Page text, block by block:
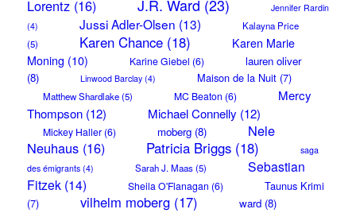
Lorentz(16) J.R. Ward (23)
Jennifer Rardin
(4)
Jussi Adler-Olsen (13)
Kalayna Price
(5)
Karen Chance(18)
Karen Marie
Moning (10) Karine Giebel (6)
lauren oliver
(8)
Linwood Barclay(4) Maison de la Nuit(7)
Matthew Shardlake(5) MC Beaton (6)
Mercy
Thompson(12) Michael Connelly (12)
Mickey Haller(6) moberg(8)
Nele
Neuhaus(16) Patricia Briggs(18)
saga
des émigrants(4) Sarah J. Maas(5)
Sebastian
Fitzek(14) Sheila O'Flanagan (6)
Taunus Krimi
(7)
vilhelm moberg(17) ward(8)